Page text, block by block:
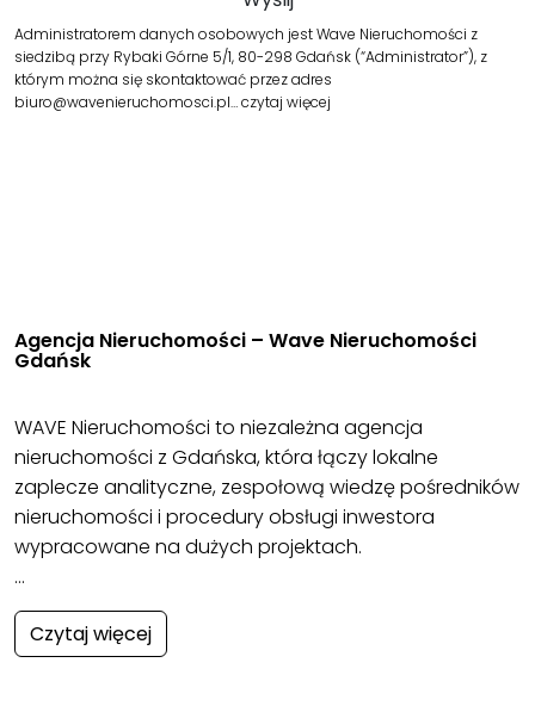
Administratorem danych osobowych jest Wave Nieruchomości z
siedzibą przy Rybaki Górne 5/1, 80-298 Gdańsk (“Administrator”), z
którym można się skontaktować przez adres
biuro@wavenieruchomosci.pl…czytaj więcej
Agencja Nieruchomości – Wave Nieruchomości
Gdańsk
WAVE Nieruchomości to niezależna agencja
nieruchomości z Gdańska, która łączy lokalne
zaplecze analityczne, zespołową wiedzę pośredników
nieruchomości i procedury obsługi inwestora
wypracowane na dużych projektach.
…
Czytaj więcej